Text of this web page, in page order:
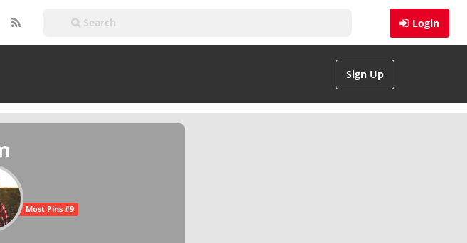
Login
Sign Up
Most Pins #9